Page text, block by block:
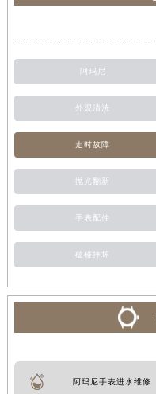
阿玛尼
外观清洗
走时故障
抛光翻新
手表配件
磕碰摔坏
阿玛尼手表进水维修